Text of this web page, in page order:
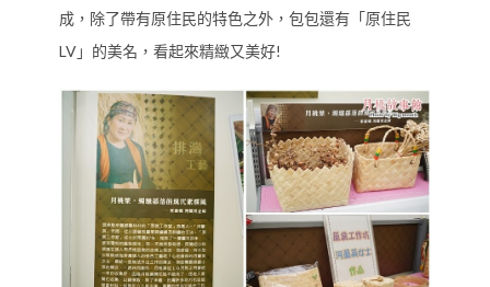
成，除了帶有原住民的特色之外，包包還有「原住民
LV」的美名，看起來精緻又美好!